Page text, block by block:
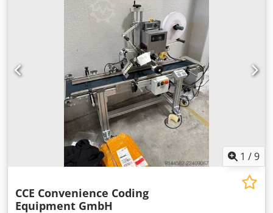
1 /9
CCE Convenience Coding
Equipment GmbH